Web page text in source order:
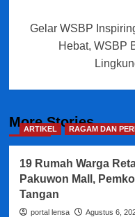
Gelar WSBP
Hebat, WSBP
More Stories
ARTIKEL RAGAM DAN
19 Rumah Warga
Pakuwon Mall,
Tangan
portal lensa Agustus 6,